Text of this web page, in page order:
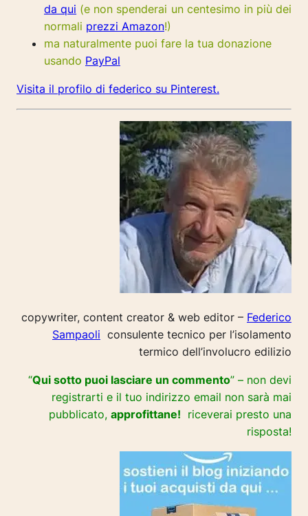
da qui (e non spenderai un centesimo in più dei
normali prezzi Amazon!)
ma naturalmente puoi fare la tua donazione
usando PayPal
Visita il profilo di federico su Pinterest.
copywriter, content creator & web editor – Federico
Sampaoli consulente tecnico per l’isolamento
termico dell’involucro edilizio
“Qui sotto puoi lasciare un commento” – non devi
registrarti e il tuo indirizzo email non sarà mai
pubblicato, approfittane! riceverai presto una
risposta!